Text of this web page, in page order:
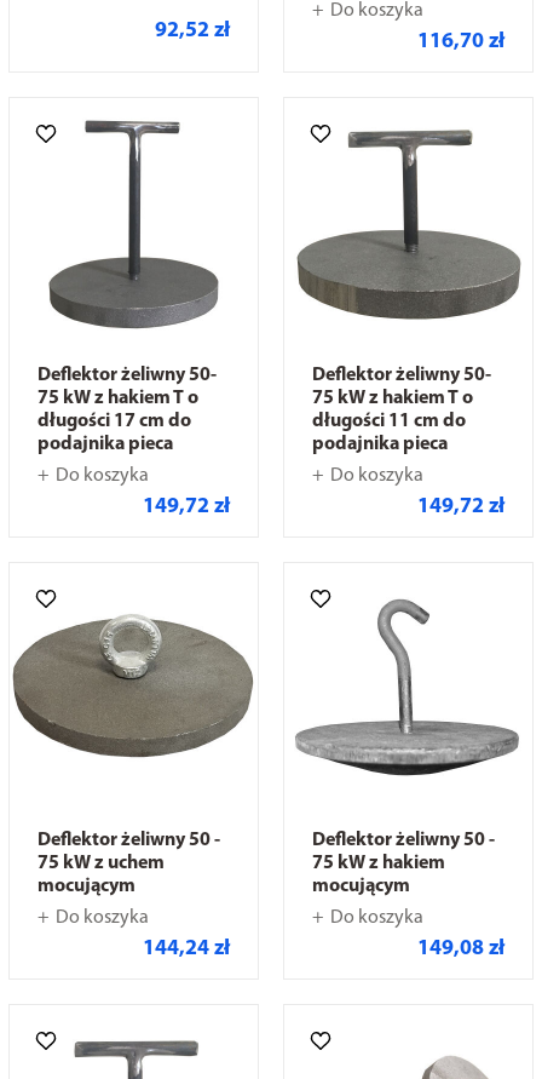
92,52 zł
Do koszyka
116,70 zł
Deflektor żeliwny 50-
75 kW z hakiem T o
długości 17 cm do
podajnika pieca
Do koszyka
149,72 zł
Deflektor żeliwny 50-
75 kW z hakiem T o
długości 11 cm do
podajnika pieca
Do koszyka
149,72 zł
Deflektor żeliwny 50 -
75 kW z uchem
mocującym
Do koszyka
144,24 zł
Deflektor żeliwny 50 -
75 kW z hakiem
mocującym
Do koszyka
149,08 zł